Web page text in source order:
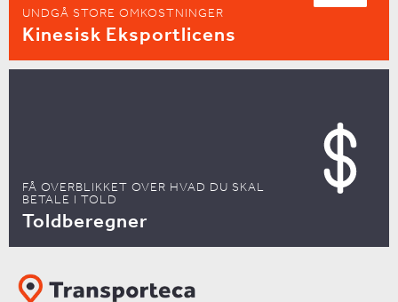
UNDGÅ STORE OMKOSTNINGER
Kinesisk Eksportlicens
FÅ OVERBLIKKET OVER HVAD DU SKAL
BETALE I TOLD
Toldberegner